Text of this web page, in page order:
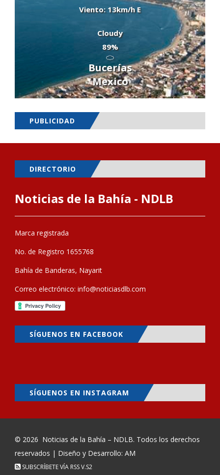
Viento: 13km/h E
Cloudy
89%
Bucerías
Mexico
PUBLICIDAD
DIRECTORIO
Noticias de la Bahía - NDLB
Marca registrada
No. de Registro 1655768
Bahía de Banderas, Nayarit
Correo electrónico: info@noticiasdlb.com
SÍGUENOS EN FACEBOOK
SÍGUENOS EN INSTAGRAM
© 2026 Noticias de la Bahía – NDLB. Todos los derechos
reservados | Diseño y Desarrollo: AM
SUBSCRÍBETE VÍA RSSV.S2